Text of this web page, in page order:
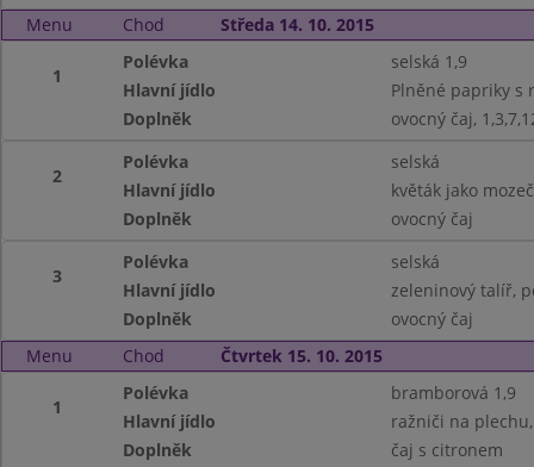
Menu
Chod Středa 14. 10. 2015
1
Polévka
selská 1,9
Hlavní jídlo
Plněné papriky s
Doplněk
ovocný čaj,
2
Polévka
selská
Hlavní jídlo
květák jako
Doplněk
ovocný čaj
3
Polévka
selská
Hlavní jídlo
zeleninový talíř,
Doplněk
ovocný čaj
Menu
Chod Čtvrtek 15. 10. 2015
1
Polévka
bramborová 1,9
Hlavní jídlo
ražniči na
Doplněk
čaj s citronem